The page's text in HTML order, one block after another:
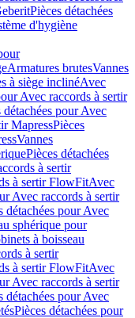
Pièces détachées
d'hygiène
Armatures brutesVannes
à siège inclinéAvec
Avec raccords à sertir
détachées pour Avec
MapressPièces
Vannes
Pièces détachées
à sertir
à sertir FlowFitAvec
Avec raccords à sertir
détachées pour Avec
sphérique pour
à boisseau
à sertir
à sertir FlowFitAvec
Avec raccords à sertir
détachées pour Avec
Pièces détachées pour